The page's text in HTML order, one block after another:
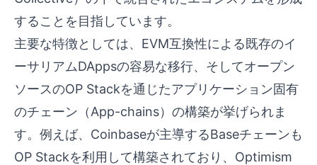
することを目指しています。
主要な特徴としては、EVM互換性による既存のイ
ーサリアムDAppsの容易な移行、そしてオープン
ソースのOP Stackを通じたアプリケーション固有
のチェーン（App-chains）の構築が挙げられま
す。例えば、Coinbaseが主導するBaseチェーンも
OP Stackを利用して構築されており、Optimism